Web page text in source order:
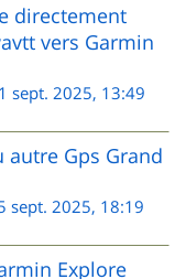
directement
vers Garmin
sept. 2025, 13:49
autre Gps Grand
sept. 2025, 18:19
Explore